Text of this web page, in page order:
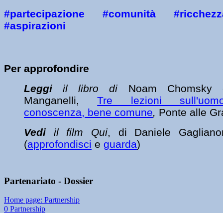
#partecipazione #comunità
#aspirazioni
Per approfondire
Leggiil libro di Noam Chomsky
Manganelli,Tre lezioni
conoscenza, bene comune, Ponte alle
Vedi il film Qui, di Daniele
(approfondisci e guarda)
Partenariato - Dossier
Home page: Partnership
0 Partnership